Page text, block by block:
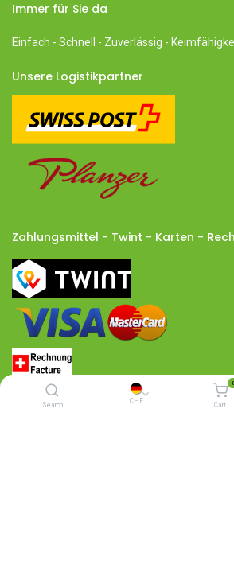
Search CHF Cart
Immer für Sie da
Einfach - Schnell - Zuverlässig -
Unsere Logistikpartner​
Zahlungsmittel - Twint - Karten -